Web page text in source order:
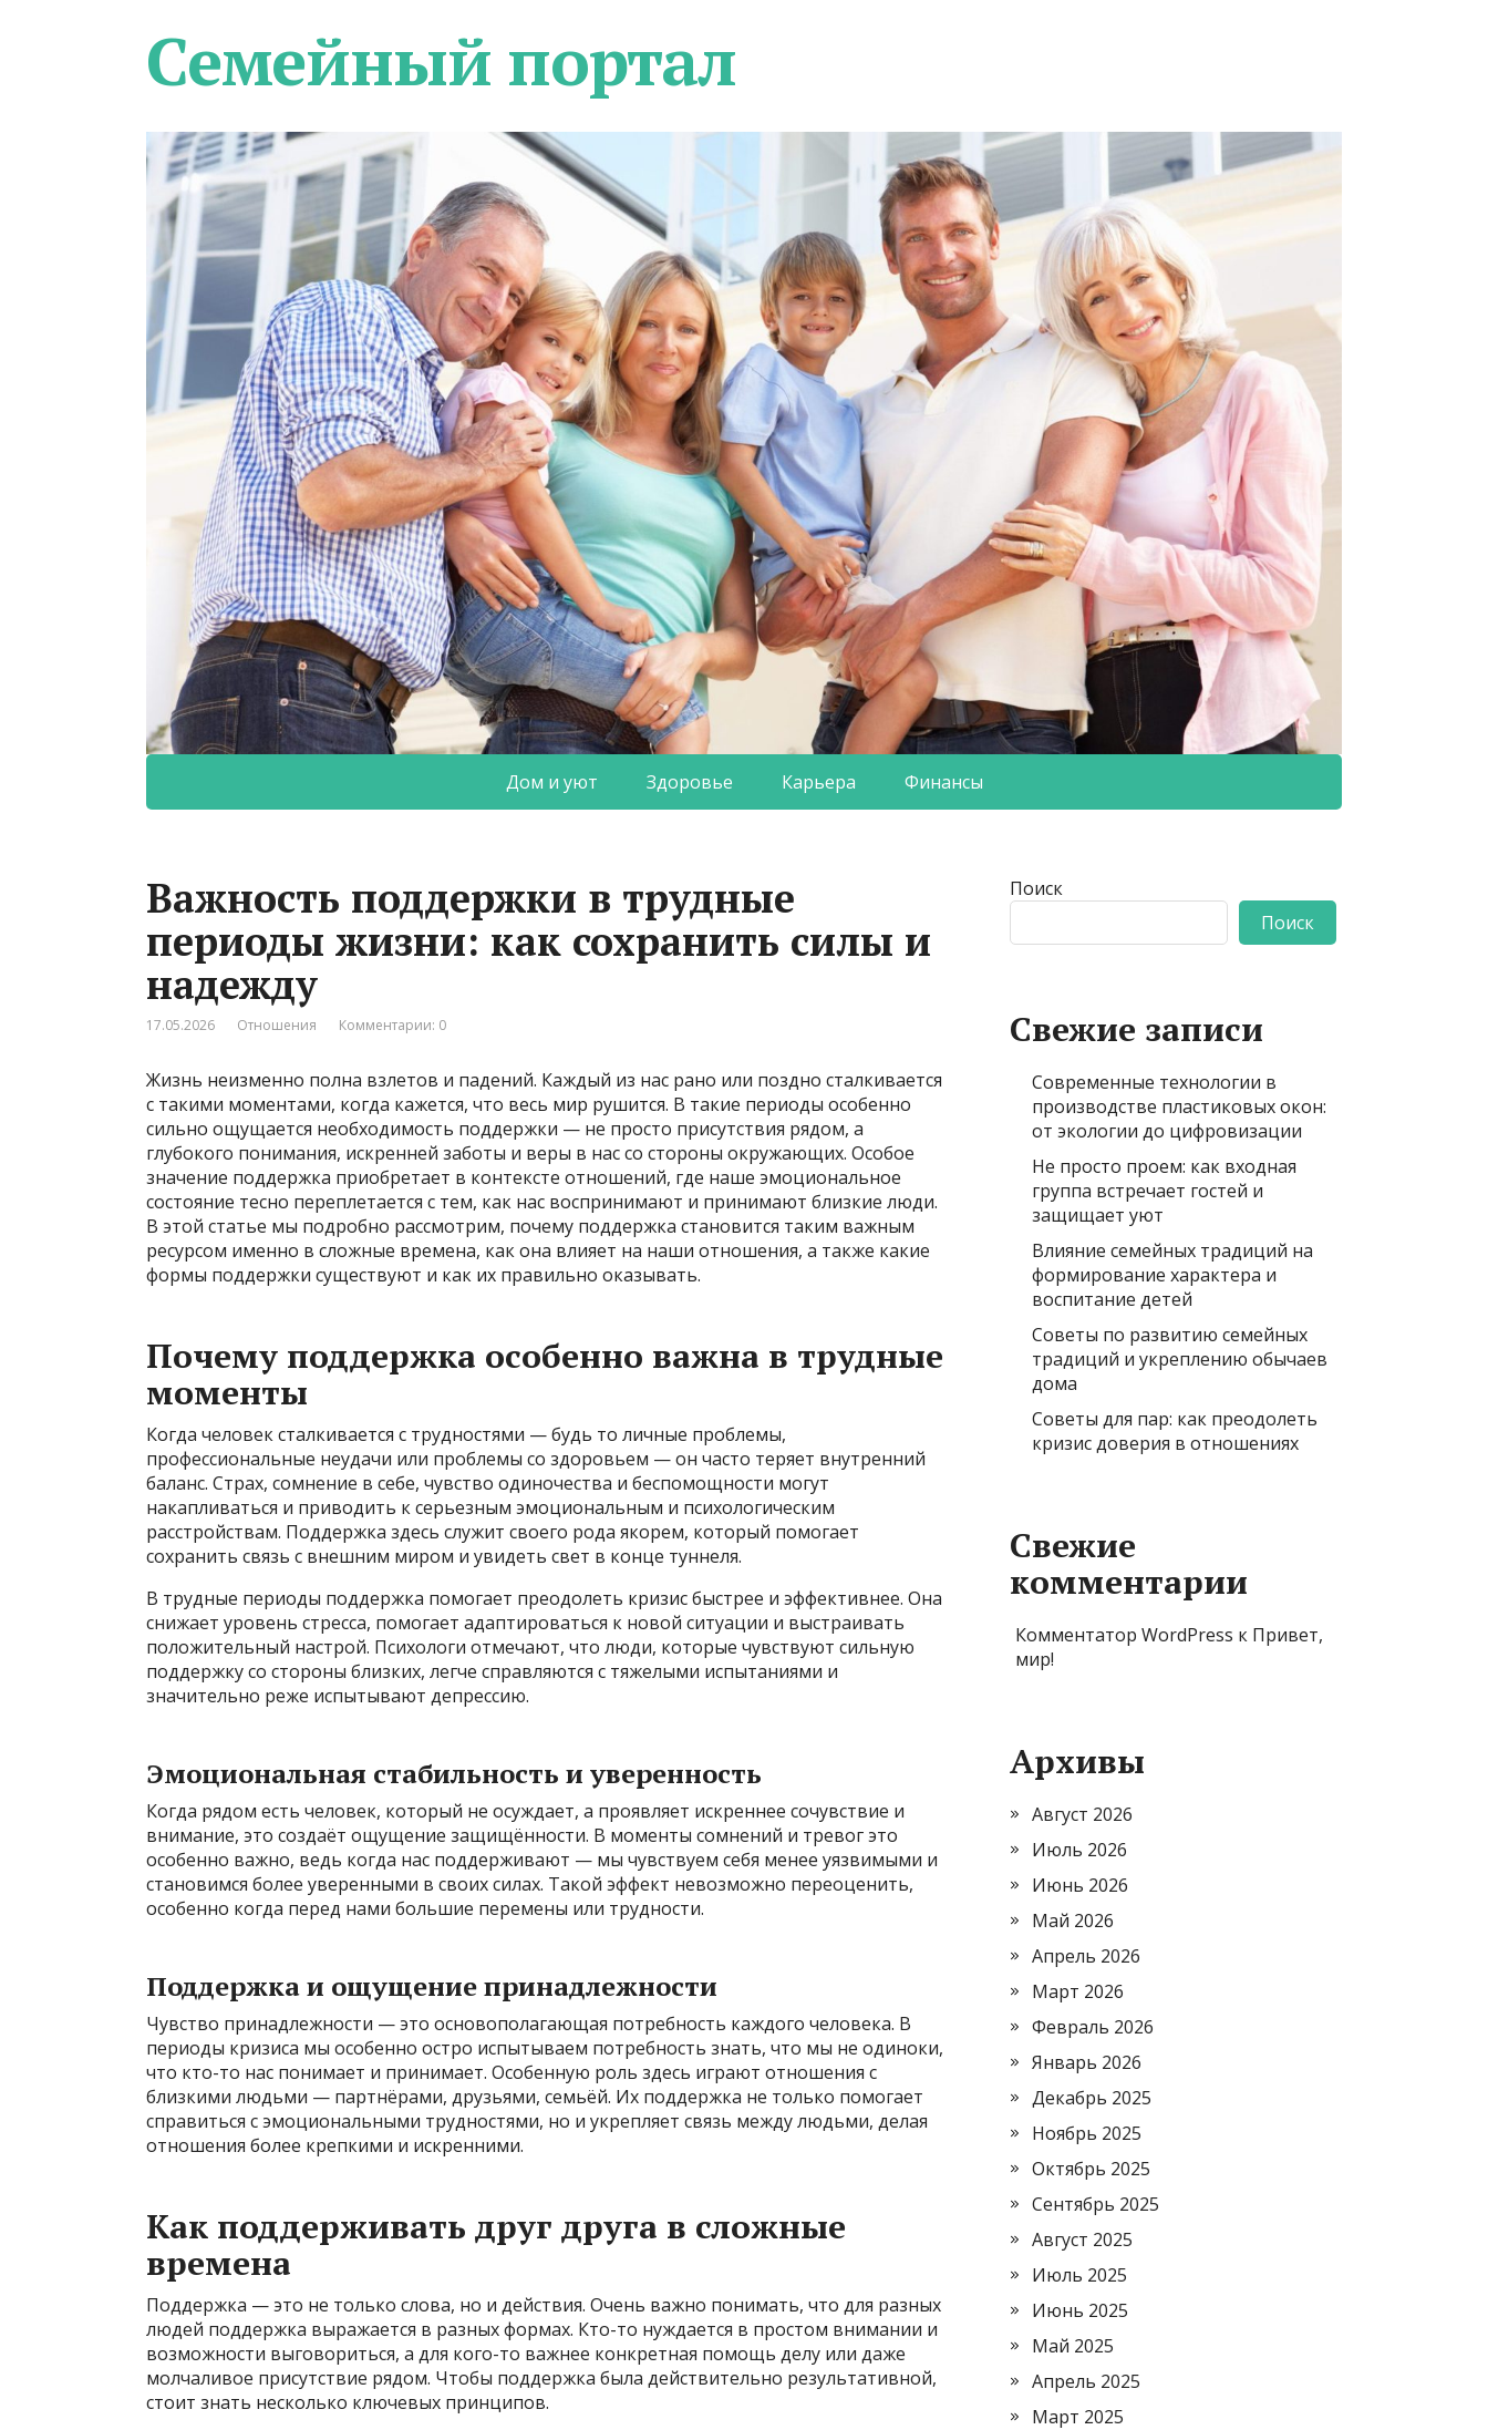
Семейный портал
Дом и уют Здоровье Карьера Финансы
Важность поддержки в трудные
периоды жизни: как сохранить силы и
надежду
17.05.2026 Отношения Комментарии: 0
Жизнь неизменно полна взлетов и падений. Каждый из нас рано или поздно сталкивается
с такими моментами, когда кажется, что весь мир рушится. В такие периоды особенно
сильно ощущается необходимость поддержки — не просто присутствия рядом, а
глубокого понимания, искренней заботы и веры в нас со стороны окружающих. Особое
значение поддержка приобретает в контексте отношений, где наше эмоциональное
состояние тесно переплетается с тем, как нас воспринимают и принимают близкие люди.
В этой статье мы подробно рассмотрим, почему поддержка становится таким важным
ресурсом именно в сложные времена, как она влияет на наши отношения, а также какие
формы поддержки существуют и как их правильно оказывать.
Почему поддержка особенно важна в трудные
моменты
Когда человек сталкивается с трудностями — будь то личные проблемы,
профессиональные неудачи или проблемы со здоровьем — он часто теряет внутренний
баланс. Страх, сомнение в себе, чувство одиночества и беспомощности могут
накапливаться и приводить к серьезным эмоциональным и психологическим
расстройствам. Поддержка здесь служит своего рода якорем, который помогает
сохранить связь с внешним миром и увидеть свет в конце туннеля.
В трудные периоды поддержка помогает преодолеть кризис быстрее и эффективнее. Она
снижает уровень стресса, помогает адаптироваться к новой ситуации и выстраивать
положительный настрой. Психологи отмечают, что люди, которые чувствуют сильную
поддержку со стороны близких, легче справляются с тяжелыми испытаниями и
значительно реже испытывают депрессию.
Эмоциональная стабильность и уверенность
Когда рядом есть человек, который не осуждает, а проявляет искреннее сочувствие и
внимание, это создаёт ощущение защищённости. В моменты сомнений и тревог это
особенно важно, ведь когда нас поддерживают — мы чувствуем себя менее уязвимыми и
становимся более уверенными в своих силах. Такой эффект невозможно переоценить,
особенно когда перед нами большие перемены или трудности.
Поддержка и ощущение принадлежности
Чувство принадлежности — это основополагающая потребность каждого человека. В
периоды кризиса мы особенно остро испытываем потребность знать, что мы не одиноки,
что кто-то нас понимает и принимает. Особенную роль здесь играют отношения с
близкими людьми — партнёрами, друзьями, семьёй. Их поддержка не только помогает
справиться с эмоциональными трудностями, но и укрепляет связь между людьми, делая
отношения более крепкими и искренними.
Как поддерживать друг друга в сложные
времена
Поддержка — это не только слова, но и действия. Очень важно понимать, что для разных
людей поддержка выражается в разных формах. Кто-то нуждается в простом внимании и
возможности выговориться, а для кого-то важнее конкретная помощь делу или даже
молчаливое присутствие рядом. Чтобы поддержка была действительно результативной,
стоит знать несколько ключевых принципов.
Поиск
Поиск
Свежие записи
Современные технологии в
производстве пластиковых окон:
от экологии до цифровизации
Не просто проем: как входная
группа встречает гостей и
защищает уют
Влияние семейных традиций на
формирование характера и
воспитание детей
Советы по развитию семейных
традиций и укреплению обычаев
дома
Советы для пар: как преодолеть
кризис доверия в отношениях
Свежие
комментарии
Комментатор WordPress к Привет,
мир!
Архивы
Август 2026
Июль 2026
Июнь 2026
Май 2026
Апрель 2026
Март 2026
Февраль 2026
Январь 2026
Декабрь 2025
Ноябрь 2025
Октябрь 2025
Сентябрь 2025
Август 2025
Июль 2025
Июнь 2025
Май 2025
Апрель 2025
Март 2025